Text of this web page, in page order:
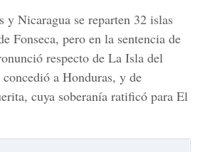
y Nicaragua se reparten 32 islas
Fonseca, pero en la sentencia de
respecto de La Isla del
a Honduras, y de
cuya soberanía ratificó para El